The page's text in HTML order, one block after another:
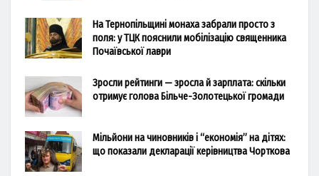
На Тернопільщині монаха забрали просто з
поля: у ТЦК пояснили мобілізацію священника
Почаївської лаври
Зросли рейтинги — зросла й зарплата: скільки
отримує голова Більче-Золотецької громади
Мільйони на чиновників і “економія” на дітях:
що показали декларації керівництва Чорткова